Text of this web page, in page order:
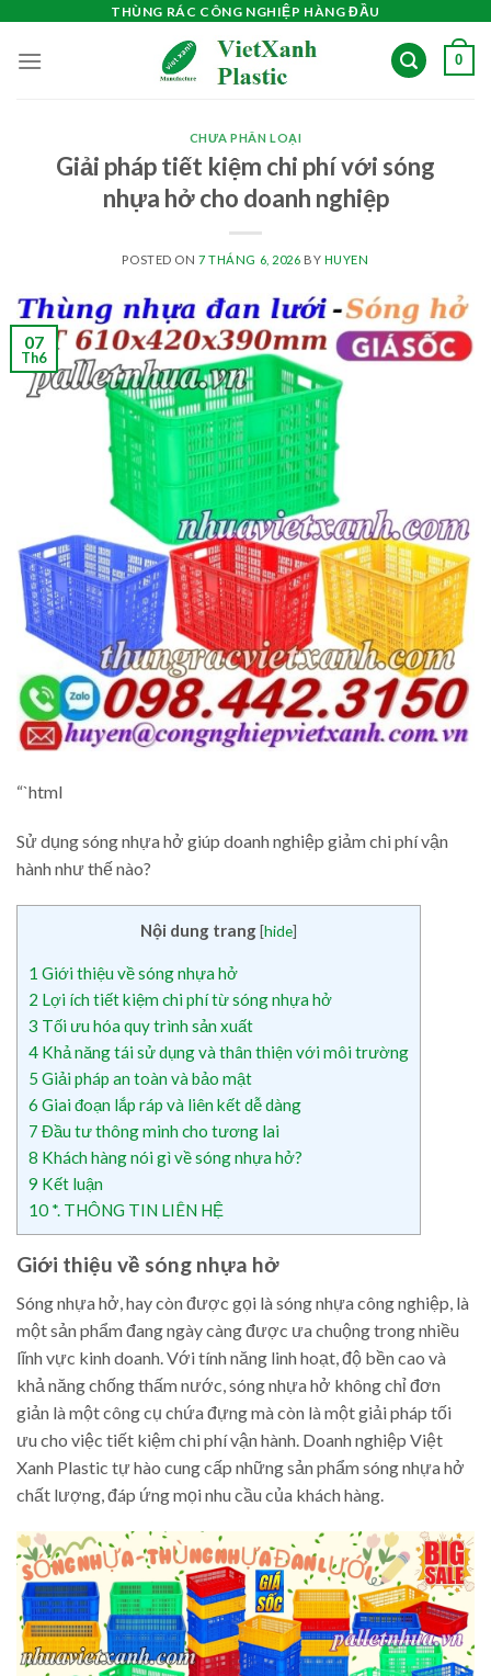
content
THÙNG RÁC CÔNG NGHIỆP HÀNG ĐẦU
0
CHƯA PHÂN LOẠI
Giải pháp tiết kiệm chi phí với sóng
nhựa hở cho doanh nghiệp
POSTED ON7 THÁNG 6, 2026 BY HUYEN
07
Th6
“`html
Sử dụng sóng nhựa hở giúp doanh nghiệp giảm chi phí vận
hành như thế nào?
Nội dung trang[hide]
1 Giới thiệu về sóng nhựa hở
2 Lợi ích tiết kiệm chi phí từ sóng nhựa hở
3 Tối ưu hóa quy trình sản xuất
4 Khả năng tái sử dụng và thân thiện với môi trường
5 Giải pháp an toàn và bảo mật
6 Giai đoạn lắp ráp và liên kết dễ dàng
7 Đầu tư thông minh cho tương lai
8 Khách hàng nói gì về sóng nhựa hở?
9 Kết luận
10 *. THÔNG TIN LIÊN HỆ
Giới thiệu về sóng nhựa hở
Sóng nhựa hở, hay còn được gọi là sóng nhựa công nghiệp, là
một sản phẩm đang ngày càng được ưa chuộng trong nhiều
lĩnh vực kinh doanh. Với tính năng linh hoạt, độ bền cao và
khả năng chống thấm nước, sóng nhựa hở không chỉ đơn
giản là một công cụ chứa đựng mà còn là một giải pháp tối
ưu cho việc tiết kiệm chi phí vận hành. Doanh nghiệp Việt
Xanh Plastic tự hào cung cấp những sản phẩm sóng nhựa hở
chất lượng, đáp ứng mọi nhu cầu của khách hàng.